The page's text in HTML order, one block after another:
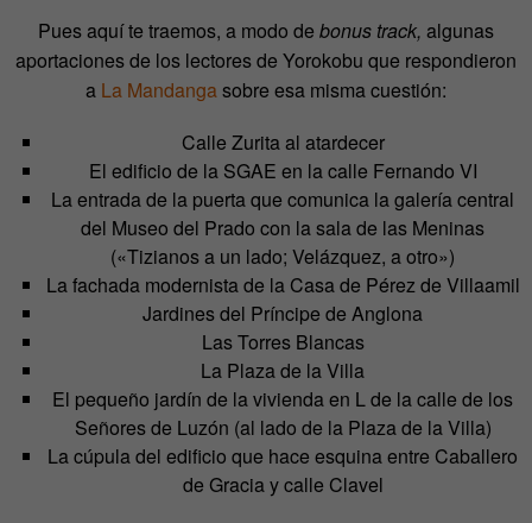
Pues aquí te traemos, a modo de bonus track, algunas
aportaciones de los lectores de Yorokobu que respondieron
a La Mandangasobre esa misma cuestión:
Calle Zurita al atardecer
El edificio de la SGAE en la calle Fernando VI
La entrada de la puerta que comunica la galería central
del Museo del Prado con la sala de las Meninas
(«Tizianos a un lado; Velázquez, a otro»)
La fachada modernista de la Casa de Pérez de Villaamil
Jardines del Príncipe de Anglona
Las Torres Blancas
La Plaza de la Villa
El pequeño jardín de la vivienda en L de la calle de los
Señores de Luzón (al lado de la Plaza de la Villa)
La cúpula del edificio que hace esquina entre Caballero
de Gracia y calle Clavel